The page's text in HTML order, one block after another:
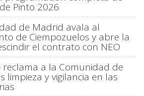
Pinto 2026
de Madrid avala al
de Ciempozuelos y abre la
el contrato con NEO
a la Comunidad de
limpieza y vigilancia en las